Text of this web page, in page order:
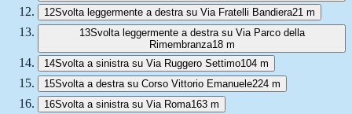
12Svolta leggermente a destra su Via Fratelli Bandiera21 m
13Svolta leggermente a destra su Via Parco della
Rimembranza18 m
14Svolta a sinistra su Via Ruggero Settimo104 m
15Svolta a destra su Corso Vittorio Emanuele224 m
16Svolta a sinistra su Via Roma163 m